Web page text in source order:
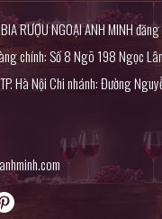
RƯỢU NGOẠI ANH MINH
chính: Số 8 Ngõ 198 Ngọc
Hà Nội Chi nhánh: Đường